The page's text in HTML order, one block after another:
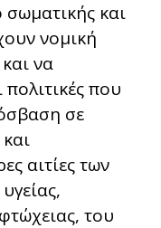
και
νομική
να
που
σε
αιτίες των
του